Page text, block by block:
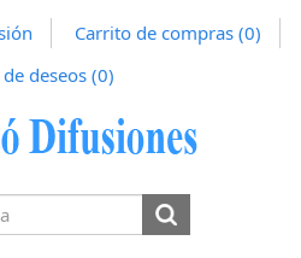
Carrito de compras (0)
deseos (0)